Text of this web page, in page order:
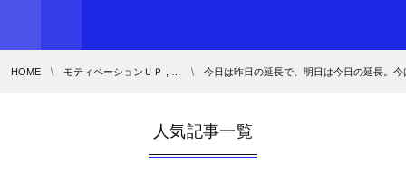
HOME モティベーションＵＰ , … 今日は昨日の延長で、明日は今日の延長。
人気記事一覧